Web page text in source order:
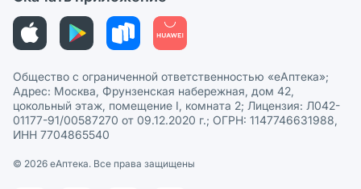
Политика в отношении обработки персональных данных
Общество с ограниченной ответственностью «еАптека»;
Адрес: Москва, Фрунзенская набережная, дом 42,
цокольный этаж, помещение I, комната 2; Лицензия: Л042-
01177-91/00587270 от 09.12.2020 г.; ОГРН: 1147746631988,
ИНН 7704865540
© 2026 eАптека. Все права защищены